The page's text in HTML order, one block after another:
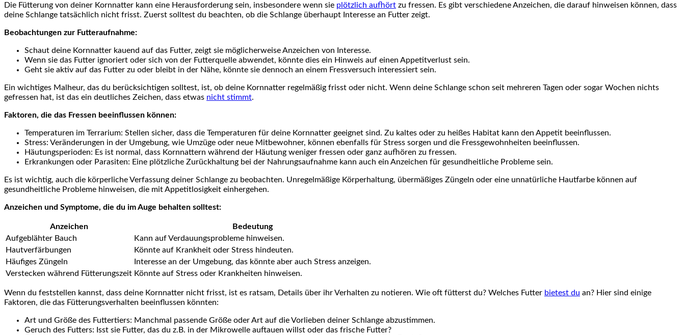
Die Fütterung von deiner Kornnatter kann eine Herausforderung sein, insbesondere wenn‍ sie plötzlich aufhört zu fressen. Es gibt verschiedene ​Anzeichen,⁢ die darauf hinweisen können, dass​
deine ‌Schlange tatsächlich nicht frisst. Zuerst solltest du ‌beachten, ob die Schlange ​überhaupt Interesse an Futter zeigt.
Beobachtungen zur Futteraufnahme:
Schaut deine Kornnatter kauend auf das Futter, zeigt sie‌ möglicherweise Anzeichen von Interesse.
Wenn‌ sie das Futter ignoriert​ oder sich von der Futterquelle abwendet, könnte dies ein Hinweis auf einen Appetitverlust ‌sein.
Geht sie aktiv auf das Futter zu oder bleibt in der Nähe, könnte sie dennoch an einem Fressversuch interessiert sein.
Ein wichtiges Malheur, das du berücksichtigen solltest, ist, ob deine Kornnatter regelmäßig ⁣frisst oder nicht. Wenn deine Schlange schon seit mehreren Tagen oder sogar Wochen nichts
gefressen hat, ist das ein‍ deutliches Zeichen, ⁤dass etwas nicht stimmt.
Faktoren, die das ⁣Fressen beeinflussen können:
Temperaturen im Terrarium:​ Stellen sicher,⁣ dass die Temperaturen⁢ für deine Kornnatter geeignet sind. Zu kaltes oder zu heißes Habitat kann ⁢den Appetit beeinflussen.
Stress: Veränderungen in der Umgebung, wie Umzüge oder neue Mitbewohner, können ebenfalls für Stress ⁤sorgen und die Fressgewohnheiten beeinflussen.
Häutungsperioden: Es ist⁣ normal, dass Kornnattern‌ während der Häutung weniger fressen oder ganz​ aufhören zu fressen.
Erkrankungen oder Parasiten: Eine plötzliche Zurückhaltung bei der Nahrungsaufnahme kann auch ein Anzeichen für gesundheitliche Probleme sein.
Es ist wichtig, auch ​die körperliche Verfassung deiner Schlange zu beobachten. Unregelmäßige ⁤Körperhaltung, übermäßiges⁣ Züngeln oder eine unnatürliche Hautfarbe können auf
gesundheitliche Probleme hinweisen, die mit Appetitlosigkeit einhergehen.
Anzeichen und Symptome, die du im Auge behalten solltest:
Anzeichen
Bedeutung
Aufgeblähter Bauch
Kann auf Verdauungsprobleme hinweisen.
Hautverfärbungen
Könnte auf Krankheit oder Stress hindeuten.
Häufiges Züngeln
Interesse an der Umgebung,⁢ das ‌könnte aber auch Stress anzeigen.
Verstecken⁢ während ⁢Fütterungszeit Könnte auf Stress oder ⁢Krankheiten hinweisen.
Wenn ​du feststellen⁣ kannst, dass deine Kornnatter nicht frisst, ist es ​ratsam, Details über ⁢ihr Verhalten zu notieren. Wie oft fütterst du? Welches Futter bietest du an? Hier sind einige‌
Faktoren, die‌ das Fütterungsverhalten beeinflussen könnten:
Art und Größe des Futtertiers: Manchmal passende Größe ⁣oder Art auf die Vorlieben deiner Schlange⁤ abzustimmen.
Geruch des Futters: Isst sie Futter, das du z.B. in ​der ⁢Mikrowelle auftauen ⁣willst oder das frische‍ Futter?